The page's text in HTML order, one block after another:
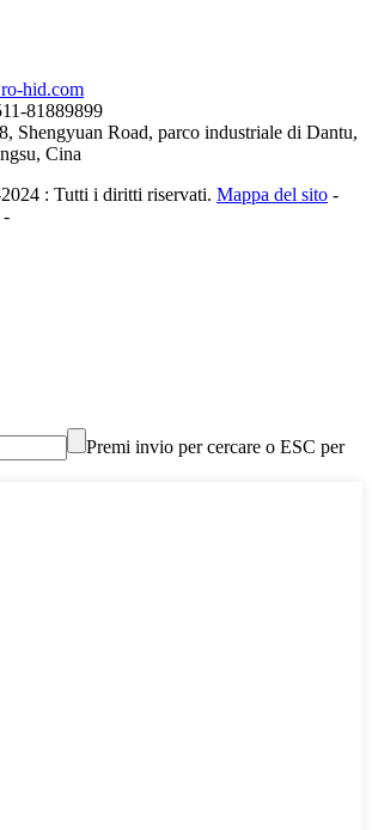
hid.com
81889899
Shengyuan Road, parco industriale di Dantu,
Cina
: Tutti i diritti riservati. Mappa del sito -
-
Premi invio per cercare o ESC per